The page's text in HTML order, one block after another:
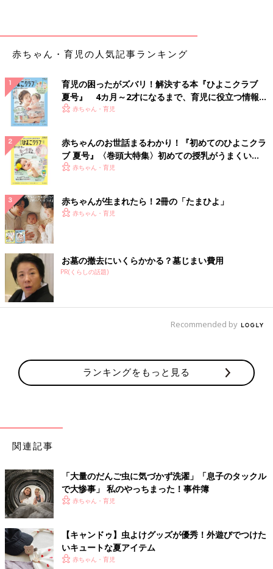
「カブトくん
（作/ タダ サトシ こぐま社）
…と、ここまで読んでいるうちに、虫の苦手なママも思うはず。
「カブトくんと一緒に遊ぶ子どもたちの楽しそうなこと！」
それがどれだけ嬉しいことなのか、伝わってくるのです。（カブ
だけど、カブトくんがちょっと元気がなくなってきて…。カブト
くんが本当にいるべきところはここではないのです。こんちゃん
だって、わかっています。だって、本当にカブトくんのことが好
あれ、こんなに可愛い顔をしているんだっけ？
次々に出てくる昆虫の顔のクローズアップ写真。どれも、迫力満
点で、しかもユーモラスな顔です。さあ、この顔を見て、虫の名
前がわかるかな？ じーーーっと見ているうちに、なんだか…好き
になってきた？
赤ちゃん・育児の人気記事ランキング
育児の困ったがズバリ！解決する本『ひよこクラブ
夏号』 4カ月～2才になるまで、育児に役立つ情報が
いっぱい！
赤ちゃん・育児
赤ちゃんのお世話まるわかり！『初めてのひよこクラ
ブ 夏号』〈巻頭大特集〉初めての授乳がうまくい
く！ おっぱい・ミルクの基本と夏のトラブル 解決テ
赤ちゃん・育児
赤ちゃんが生まれたら！2冊の「たまひよ」
赤ちゃん・育児
お墓の撤去にいくらかかる？墓じまい費用
PR(くらしの話題)
Recommended by
ランキングをもっと見る
関連記事
「大量のだんご虫に気づかず洗濯」「息子のタックル
で大惨事」 私のやっちまった！事件簿
赤ちゃん・育児
【キャンドゥ】虫よけグッズが優秀！外遊びでつけた
いキュートな夏アイテム
赤ちゃん・育児